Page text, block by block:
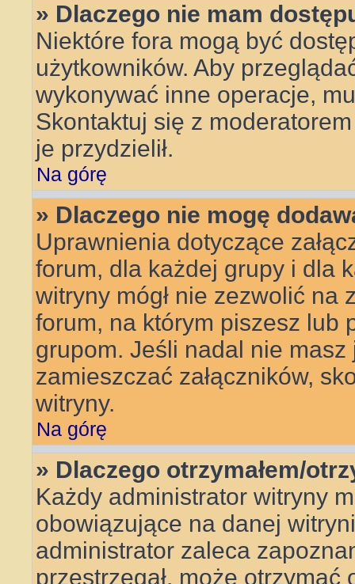
» Dlaczego nie mam
Niektóre fora mogą być
użytkowników. Aby
wykonywać inne operacje,
Skontaktuj się z
je przydzielił.
Na górę
» Dlaczego nie mogę
Uprawnienia dotyczące
forum, dla każdej grupy i dla
witryny mógł nie zezwolić na
forum, na którym piszesz lub
grupom. Jeśli nadal nie
zamieszczać załączników,
witryny.
Na górę
» Dlaczego otrzymałem/
Każdy administrator witryny
obowiązujące na danej
administrator zaleca
przestrzegał, może